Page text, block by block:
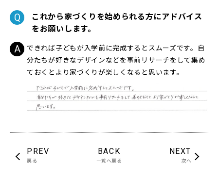
これから家づくりを始められる方にアドバイス
をお願いします。
できれば子どもが入学前に完成するとスムーズです。自
分たちが好きなデザインなどを事前リサーチをして集め
ておくとより家づくりが楽しくなると思います。
PREV
戻る
BACK
一覧へ戻る
NEXT
次へ